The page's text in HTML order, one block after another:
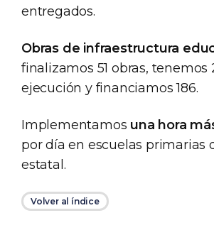
entregados.
Obras de infraestructura
finalizamos 51 obras, tenemos
ejecución y financiamos 186.
Implementamos una hora
por día en escuelas primarias
estatal.
Volver al índice